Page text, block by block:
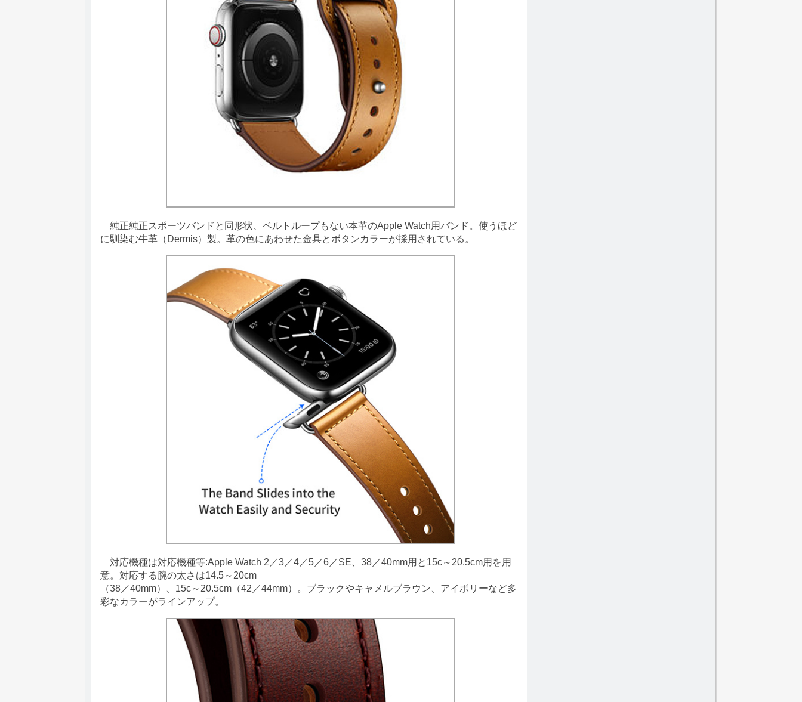
純正純正スポーツバンドと同形状、ベルトループもない本革のApple Watch用バンド。使うほど
に馴染む牛革（Dermis）製。革の色にあわせた金具とボタンカラーが採用されている。
対応機種は対応機種等:Apple Watch 2／3／4／5／6／SE、38／40mm用と15c～20.5cm用を用
意。対応する腕の太さは14.5～20cm
（38／40mm）、15c～20.5cm（42／44mm）。ブラックやキャメルブラウン、アイボリーなど多
彩なカラーがラインアップ。